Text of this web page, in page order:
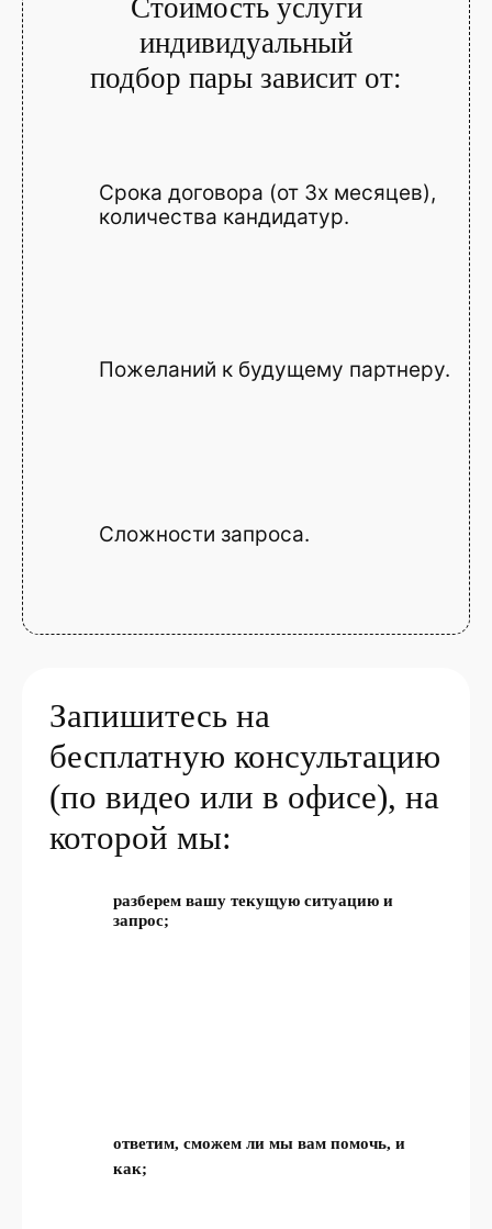
Стоимость услуги
индивидуальный
подбор пары зависит от:
Срока договора (от 3х месяцев),
количества кандидатур.
Пожеланий к будущему партнеру.
Сложности запроса.
Запишитесь на
бесплатную консультацию
(по видео или в офисе), на
которой мы:
разберем вашу текущую ситуацию и
запрос;
ответим, сможем ли мы вам помочь, и
как;